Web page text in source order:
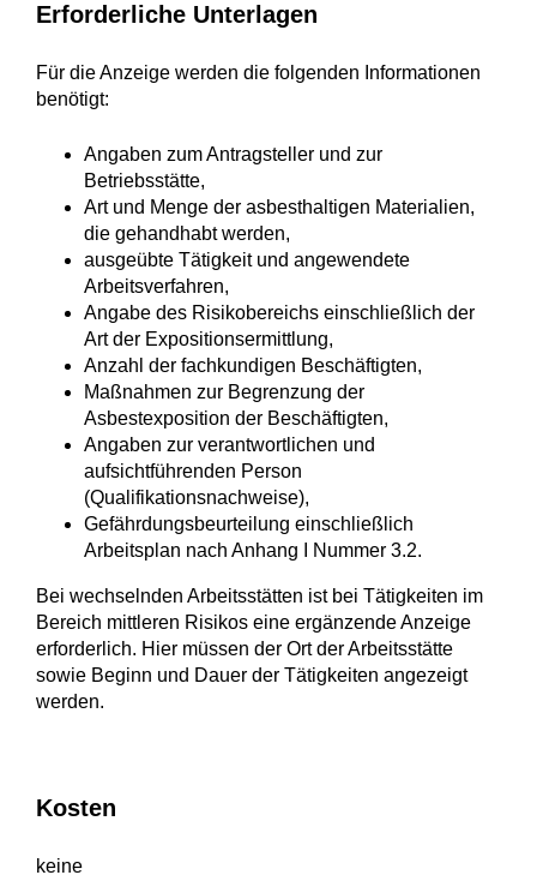
Erforderliche Unterlagen
Für die Anzeige werden die folgenden Informationen
benötigt:
Angaben zum Antragsteller und zur
Betriebsstätte,
Art und Menge der asbesthaltigen Materialien,
die gehandhabt werden,
ausgeübte Tätigkeit und angewendete
Arbeitsverfahren,
Angabe des Risikobereichs einschließlich der
Art der Expositionsermittlung,
Anzahl der fachkundigen Beschäftigten,
Maßnahmen zur Begrenzung der
Asbestexposition der Beschäftigten,
Angaben zur verantwortlichen und
aufsichtführenden Person
(Qualifikationsnachweise),
Gefährdungsbeurteilung einschließlich
Arbeitsplan nach Anhang I Nummer 3.2.
Bei wechselnden Arbeitsstätten ist bei Tätigkeiten im
Bereich mittleren Risikos eine ergänzende Anzeige
erforderlich. Hier müssen der Ort der Arbeitsstätte
sowie Beginn und Dauer der Tätigkeiten angezeigt
werden.
Kosten
keine